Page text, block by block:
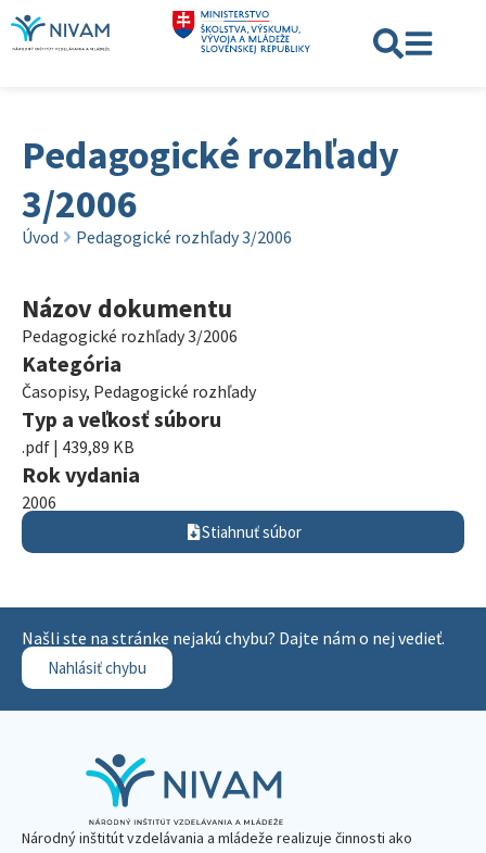
Pedagogické rozhľady
3/2006
Úvod Pedagogické rozhľady 3/2006
Názov dokumentu
Pedagogické rozhľady 3/2006
Kategória
Časopisy, Pedagogické rozhľady
Typ a veľkosť súboru
.pdf | 439,89 KB
Rok vydania
2006
Stiahnuť súbor
Našli ste na stránke nejakú chybu? Dajte nám o nej vedieť.
Nahlásiť chybu
Národný inštitút vzdelávania a mládeže realizuje činnosti ako